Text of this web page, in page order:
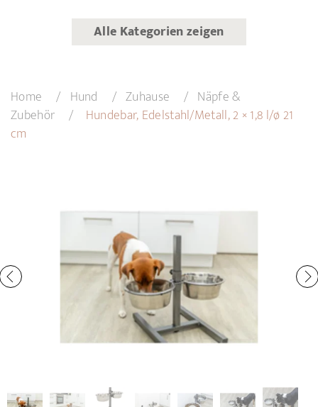
Alle Kategorien zeigen
Home Hund Zuhause
Näpfe &
Zubehör
Hundebar, Edelstahl/Metall, 2 × 1,8 l/ø 21
cm